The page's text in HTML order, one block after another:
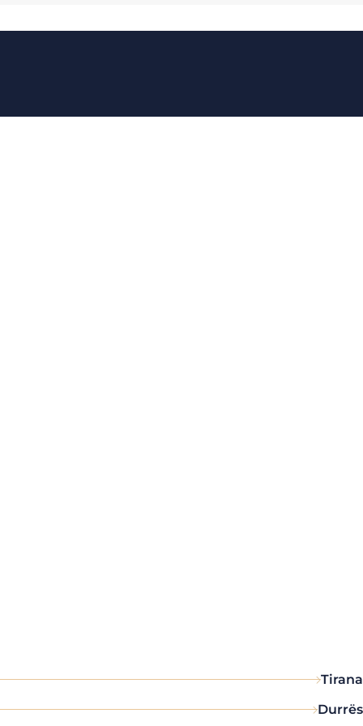
Tirana
Durrës